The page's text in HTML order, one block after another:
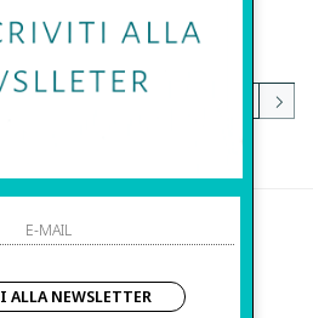
e promozioni.
Maestranza , 23
- Italia
NEWSLETTER